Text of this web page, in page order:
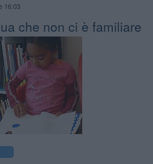
16:03
che non ci è familiare